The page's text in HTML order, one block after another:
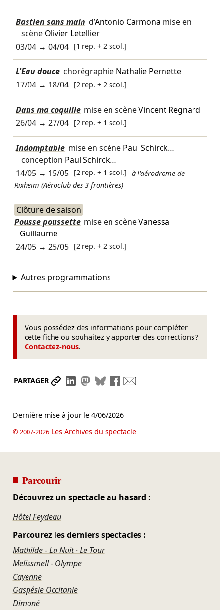
Bastien sans main d’Antonio Carmona mise en
scène Olivier Letellier
03/04→ 04/04 [1 rep. + 2 scol.]
L'Eau douce chorégraphie Nathalie Pernette
17/04→ 18/04 [2 rep. + 2 scol.]
Dans ma coquille mise en scèneVincent Regnard
26/04→ 27/04 [2 rep. + 1 scol.]
Indomptable mise en scène Paul Schirck…
conception Paul Schirck…
14/05→ 15/05 [2 rep. + 1 scol.] à l'aérodrome de
Rixheim (Aéroclub des 3 frontières)
Clôture de saison
Pousse poussette mise en scèneVanessa
Guillaume
24/05→ 25/05 [2 rep. + 2 scol.]
Autres programmations
Vous possédez des informations pour compléter
cette fiche ou souhaitez y apporter des corrections ?
Contactez-nous.
PARTAGER Partager le lien
Partager sur LinkedIn
Partager sur Mastodon
Partager sur Bluesky
Partager sur Facebook
Dernière mise à jour le 4/06/2026
© 2007-2026Les Archives du spectacle
Parcourir
Découvrez un spectacle au hasard :
Hôtel Feydeau
Parcourez les derniers spectacles :
Mathilde - La Nuit · Le Tour
Melissmell - Olympe
Cayenne
Gaspésie Occitanie
Dimoné